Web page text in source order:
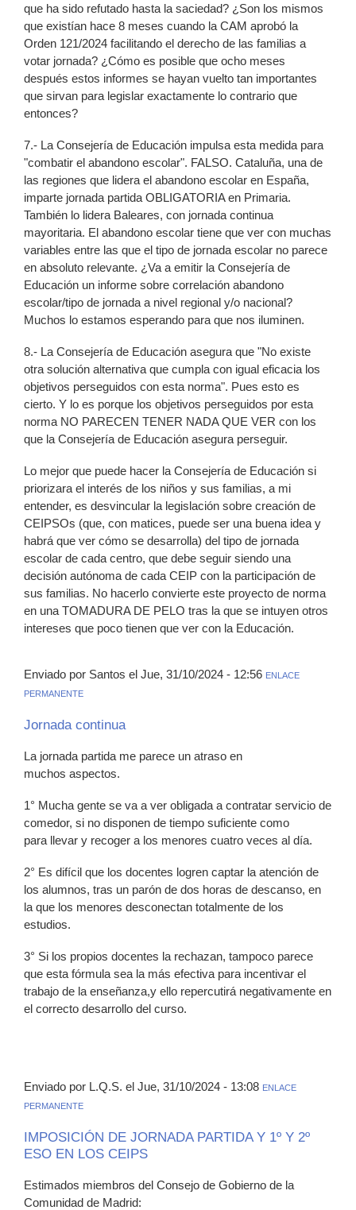
que ha sido refutado hasta la saciedad? ¿Son los mismos
que existían hace 8 meses cuando la CAM aprobó la
Orden 121/2024 facilitando el derecho de las familias a
votar jornada? ¿Cómo es posible que ocho meses
después estos informes se hayan vuelto tan importantes
que sirvan para legislar exactamente lo contrario que
entonces?
7.- La Consejería de Educación impulsa esta medida para
"combatir el abandono escolar". FALSO. Cataluña, una de
las regiones que lidera el abandono escolar en España,
imparte jornada partida OBLIGATORIA en Primaria.
También lo lidera Baleares, con jornada continua
mayoritaria. El abandono escolar tiene que ver con muchas
variables entre las que el tipo de jornada escolar no parece
en absoluto relevante. ¿Va a emitir la Consejería de
Educación un informe sobre correlación abandono
escolar/tipo de jornada a nivel regional y/o nacional?
Muchos lo estamos esperando para que nos iluminen.
8.- La Consejería de Educación asegura que "No existe
otra solución alternativa que cumpla con igual eficacia los
objetivos perseguidos con esta norma". Pues esto es
cierto. Y lo es porque los objetivos perseguidos por esta
norma NO PARECEN TENER NADA QUE VER con los
que la Consejería de Educación asegura perseguir.
Lo mejor que puede hacer la Consejería de Educación si
priorizara el interés de los niños y sus familias, a mi
entender, es desvincular la legislación sobre creación de
CEIPSOs (que, con matices, puede ser una buena idea y
habrá que ver cómo se desarrolla) del tipo de jornada
escolar de cada centro, que debe seguir siendo una
decisión autónoma de cada CEIP con la participación de
sus familias. No hacerlo convierte este proyecto de norma
en una TOMADURA DE PELO tras la que se intuyen otros
intereses que poco tienen que ver con la Educación.
Enviado por Santos el Jue, 31/10/2024 - 12:56 ENLACE
PERMANENTE
Jornada continua
La jornada partida me parece un atraso en
muchos aspectos.
1° Mucha gente se va a ver obligada a contratar servicio de
comedor, si no disponen de tiempo suficiente como
para llevar y recoger a los menores cuatro veces al día.
2° Es difícil que los docentes logren captar la atención de
los alumnos, tras un parón de dos horas de descanso, en
la que los menores desconectan totalmente de los
estudios.
3° Si los propios docentes la rechazan, tampoco parece
que esta fórmula sea la más efectiva para incentivar el
trabajo de la enseñanza,y ello repercutirá negativamente en
el correcto desarrollo del curso.
Enviado por L.Q.S. el Jue, 31/10/2024 - 13:08 ENLACE
PERMANENTE
IMPOSICIÓN DE JORNADA PARTIDA Y 1º Y 2º
ESO EN LOS CEIPS
Estimados miembros del Consejo de Gobierno de la
Comunidad de Madrid: